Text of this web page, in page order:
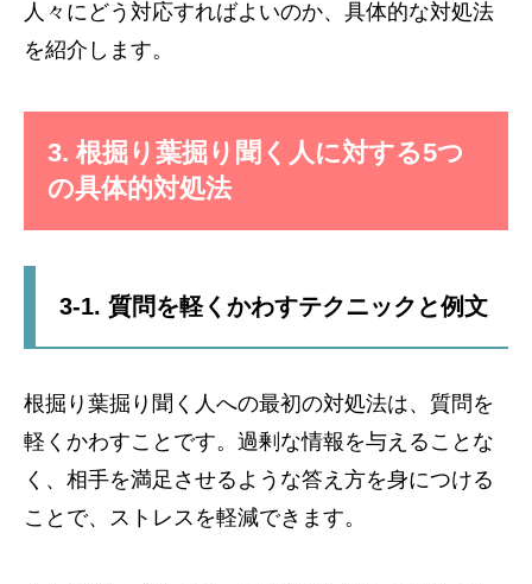
人々にどう対応すればよいのか、具体的な対処法
を紹介します。
3. 根掘り葉掘り聞く人に対する5つ
の具体的対処法
3-1. 質問を軽くかわすテクニックと例文
根掘り葉掘り聞く人への最初の対処法は、質問を
軽くかわすことです。過剰な情報を与えることな
く、相手を満足させるような答え方を身につける
ことで、ストレスを軽減できます。